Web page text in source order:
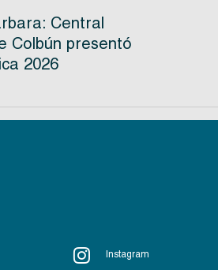
Central
Colbún presentó
2026
Instagram